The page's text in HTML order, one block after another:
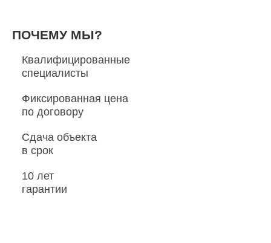
ПОЧЕМУ МЫ?
Квалифицированные
специалисты
Фиксированная цена
по договору
Сдача объекта
в срок
10 лет
гарантии